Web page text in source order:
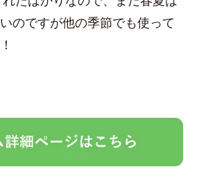
のですが他の季節でも使って